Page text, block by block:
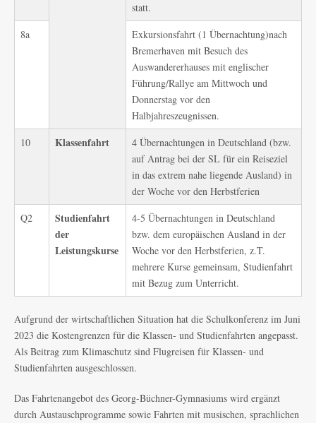
statt.
8a
Exkursionsfahrt (1 Übernachtung)nach
Bremerhaven mit Besuch des
Auswandererhauses mit englischer
Führung/Rallye am Mittwoch und
Donnerstag vor den
Halbjahreszeugnissen.
10
Klassenfahrt
4 Übernachtungen in Deutschland (bzw.
auf Antrag bei der SL für ein Reiseziel
in das extrem nahe liegende Ausland) in
der Woche vor den Herbstferien
Q2
Studienfahrt
der
Leistungskurse
4-5 Übernachtungen in Deutschland
bzw. dem europäischen Ausland in der
Woche vor den Herbstferien, z.T.
mehrere Kurse gemeinsam, Studienfahrt
mit Bezug zum Unterricht.
Aufgrund der wirtschaftlichen Situation hat die Schulkonferenz im Juni
2023 die Kostengrenzen für die Klassen- und Studienfahrten angepasst.
Als Beitrag zum Klimaschutz sind Flugreisen für Klassen- und
Studienfahrten ausgeschlossen.
Das Fahrtenangebot des Georg-Büchner-Gymnasiums wird ergänzt
durch Austauschprogramme sowie Fahrten mit musischen, sprachlichen